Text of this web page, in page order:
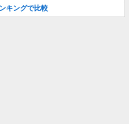
キングで比較